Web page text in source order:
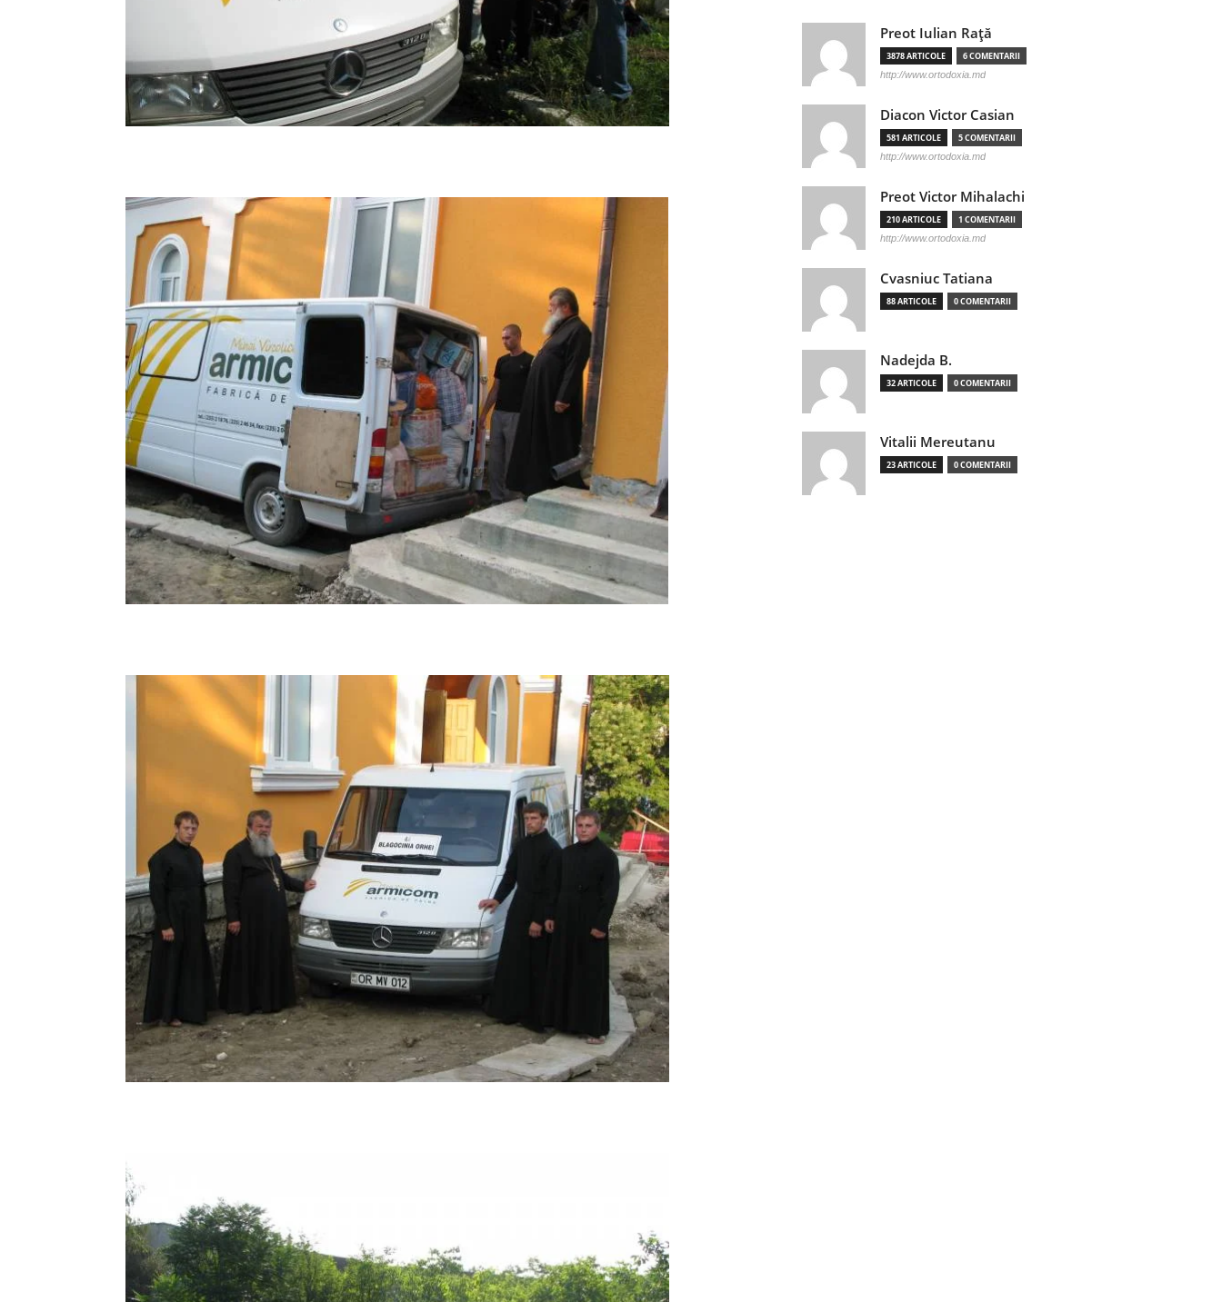
Preot Iulian Raţă
3878 ARTICOLE 6 COMENTARII
http://www.ortodoxia.md
Diacon Victor Casian
581 ARTICOLE 5 COMENTARII
http://www.ortodoxia.md
Preot Victor Mihalachi
210 ARTICOLE 1 COMENTARII
http://www.ortodoxia.md
Cvasniuc Tatiana
88 ARTICOLE 0 COMENTARII
Nadejda B.
32 ARTICOLE 0 COMENTARII
Vitalii Mereutanu
23 ARTICOLE 0 COMENTARII